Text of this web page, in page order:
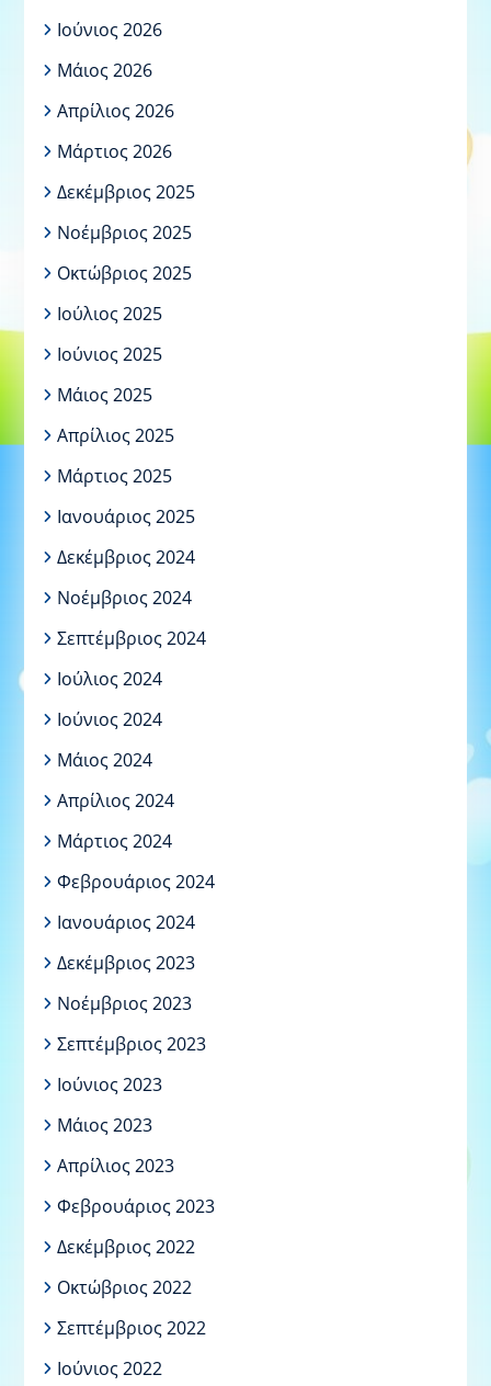
Ιούνιος 2026
Μάιος 2026
Απρίλιος 2026
Μάρτιος 2026
Δεκέμβριος 2025
Νοέμβριος 2025
Οκτώβριος 2025
Ιούλιος 2025
Ιούνιος 2025
Μάιος 2025
Απρίλιος 2025
Μάρτιος 2025
Ιανουάριος 2025
Δεκέμβριος 2024
Νοέμβριος 2024
Σεπτέμβριος 2024
Ιούλιος 2024
Ιούνιος 2024
Μάιος 2024
Απρίλιος 2024
Μάρτιος 2024
Φεβρουάριος 2024
Ιανουάριος 2024
Δεκέμβριος 2023
Νοέμβριος 2023
Σεπτέμβριος 2023
Ιούνιος 2023
Μάιος 2023
Απρίλιος 2023
Φεβρουάριος 2023
Δεκέμβριος 2022
Οκτώβριος 2022
Σεπτέμβριος 2022
Ιούνιος 2022